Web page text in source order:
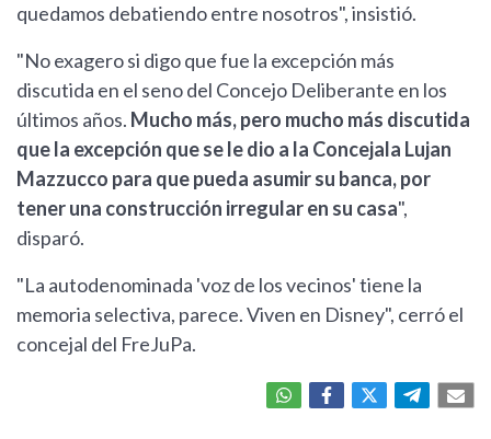
quedamos debatiendo entre nosotros", insistió.
"No exagero si digo que fue la excepción más
discutida en el seno del Concejo Deliberante en los
últimos años. Mucho más, pero mucho más discutida
que la excepción que se le dio a la Concejala Lujan
Mazzucco para que pueda asumir su banca, por
tener una construcción irregular en su casa",
disparó.
"La autodenominada 'voz de los vecinos' tiene la
memoria selectiva, parece. Viven en Disney", cerró el
concejal del FreJuPa.